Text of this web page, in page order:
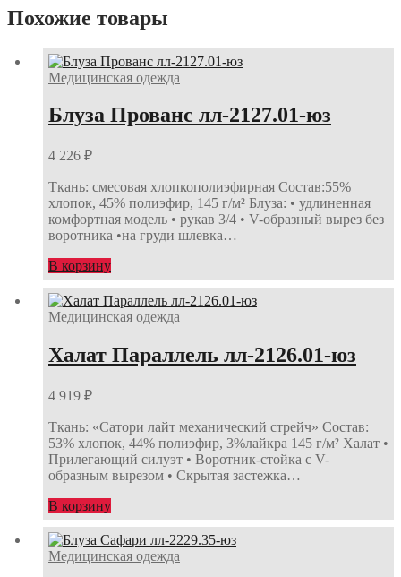
Похожие товары
Медицинская одежда
Блуза Прованс лл-2127.01-юз
4 226 ₽
Ткань: смесовая хлопкополиэфирная Состав:55%
хлопок, 45% полиэфир, 145 г/м² Блуза: • удлиненная
комфортная модель • рукав 3/4 • V-образный вырез без
воротника •на груди шлевка…
В корзину
Медицинская одежда
Халат Параллель лл-2126.01-юз
4 919 ₽
Ткань: «Сатори лайт механический стрейч» Состав:
53% хлопок, 44% полиэфир, 3%лайкра 145 г/м² Халат •
Прилегающий силуэт • Воротник-стойка с V-
образным вырезом • Скрытая застежка…
В корзину
Медицинская одежда